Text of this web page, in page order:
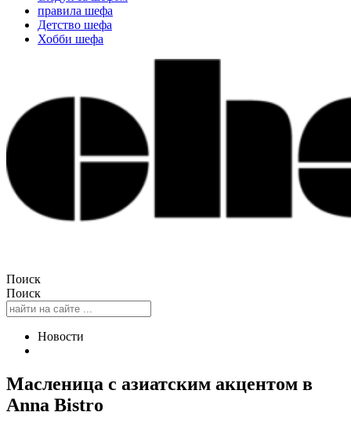
правила шефа
Детство шефа
Хобби шефа
Поиск
Поиск
Новости
Масленица с азиатским акцентом в
Anna Bistro